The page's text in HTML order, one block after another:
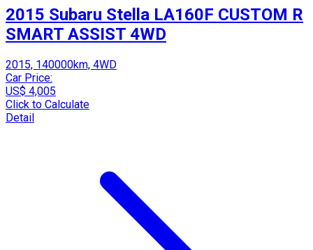
2015 Subaru Stella LA160F CUSTOM R
SMART ASSIST 4WD
2015, 140000km, 4WD
Car Price:
US$ 4,005
Click to Calculate
Detail